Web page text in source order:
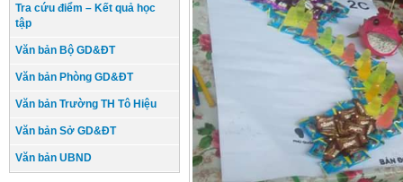
Tra cứu điểm – Kết quả học
tập
Văn bản Bộ GD&ĐT
Văn bản Phòng GD&ĐT
Văn bản Trường TH Tô Hiệu
Văn bản Sở GD&ĐT
Văn bản UBND